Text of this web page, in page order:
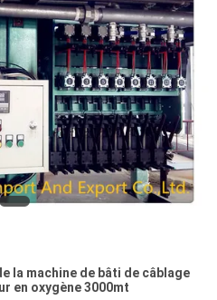
la machine de bâti de câblage
en oxygène 3000mt